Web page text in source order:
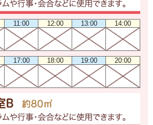
11:00 12:00 13:00 14:00
17:00 18:00 19:00 20:00